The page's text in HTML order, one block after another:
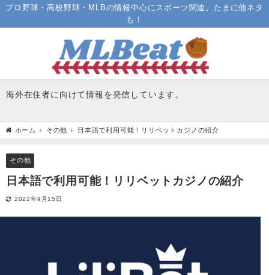
プロ野球・高校野球・MLBの情報中心にスポーツ関連。たまに他ネタ
も！
海外在住者に向けて情報を発信しています。
ホーム その他 日本語で利用可能！リリベットカジノの紹介
その他
日本語で利用可能！リリベットカジノの紹介
2022年9月15日